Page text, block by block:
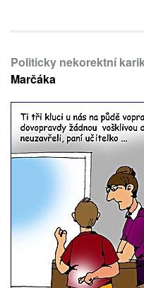
Politicky nekorektní
Marčáka